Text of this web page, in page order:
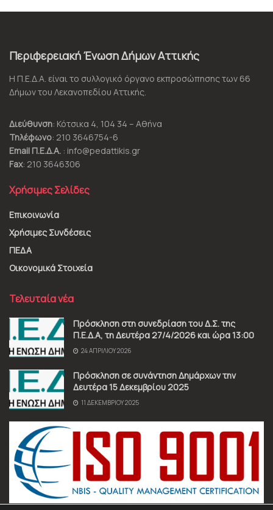
Περιφερειακή Ένωση Δήμων Αττικής
Η Π.Ε.Δ.Α. είναι το συλλογικό όργανο εκπροσώπησης των 66
Δήμων του Λεκανοπεδίου Αττικής.
Διεύθυνση: Κότσικα 4, 104 34 – Αθήνα
Τηλέφωνο: 210 3646754-6
Email Π.Ε.Δ.Α. : info@pedattikis.gr
Fax: 210 3646306
Χρήσιμες Σελίδες
Επικοινωνία
Χρήσιμες Συνδέσεις
ΠΕΔΑ
Οικονομικά Στοιχεία
Τελευταία νέα
Πρόσκληση στη συνεδρίαση του Δ.Σ. της
Π.Ε.Δ.Α, τη Δευτέρα 27/4/2026 και ώρα 13:00
24 ΑΠΡΙΛΊΟΥ 2026
Πρόσκληση σε συνάντηση Δημάρχων την
Δευτέρα 15 Δεκεμβρίου 2025
11 ΔΕΚΕΜΒΡΊΟΥ 2025